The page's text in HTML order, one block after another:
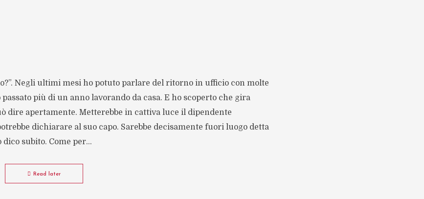
Negli ultimi mesi ho potuto parlare del ritorno in ufficio con molte
più di un anno lavorando da casa. E ho scoperto che gira
dire apertamente. Metterebbe in cattiva luce il dipendente
dichiarare al suo capo. Sarebbe decisamente fuori luogo detta
subito. Come per...
Read later